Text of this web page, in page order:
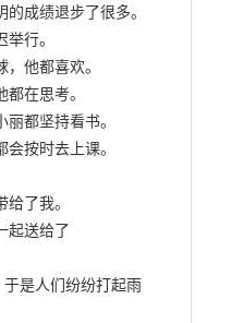
成绩退步了很多。
行。
他都喜欢。
在思考。
都坚持看书。
按时去上课。
了我。
起送给了
是人们纷纷打起雨